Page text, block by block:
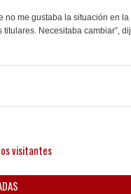
no me gustaba la situación en
Necesitaba cambiar”,
visitantes